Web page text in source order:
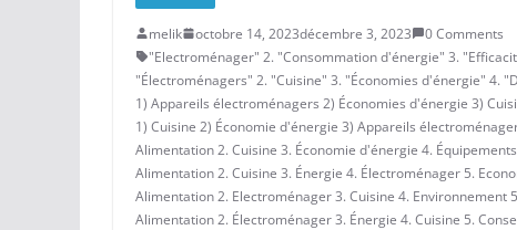
melik octobre 14, 2023décembre 3, 2023
0 Comments
"Electroménager" 2. "Consommation d'énergie" 3.
"Électroménagers" 2. "Cuisine" 3. "Économies d'énergie" 4.
1) Appareils électroménagers 2) Économies d'énergie 3)
1) Cuisine 2) Économie d'énergie 3) Appareils
Alimentation 2. Cuisine 3. Économie d'énergie 4.
Alimentation 2. Cuisine 3. Énergie 4. Électroménager 5.
Alimentation 2. Electroménager 3. Cuisine 4. Environnement
Alimentation 2. Électroménager 3. Énergie 4. Cuisine 5.